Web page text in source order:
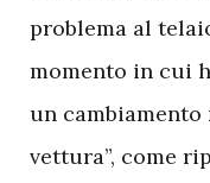
problema al
momento in cui
un
vettura”, come